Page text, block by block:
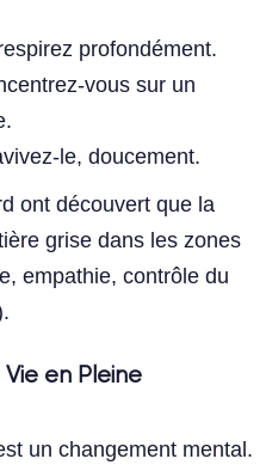
profondément.
vous sur un
le, doucement.
ont découvert que la
grise dans les zones
empathie, contrôle du
en Pleine
un changement mental.